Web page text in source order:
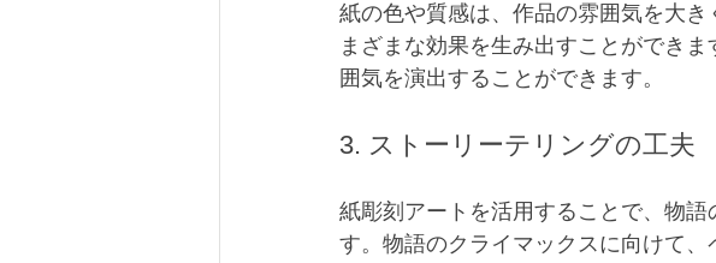
紙の色や質感は、作品の雰囲気を大
まざまな効果を生み出すことができ
囲気を演出することができます。
3. ストーリーテリングの工夫
紙彫刻アートを活用することで、物
す。物語のクライマックスに向けて